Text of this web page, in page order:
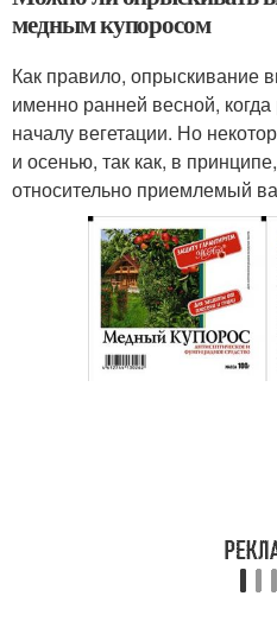
медным купоросом
Как правило, опрыскивание
именно ранней весной, когда
началу вегетации. Но
и осенью, так как, в
относительно приемлемый